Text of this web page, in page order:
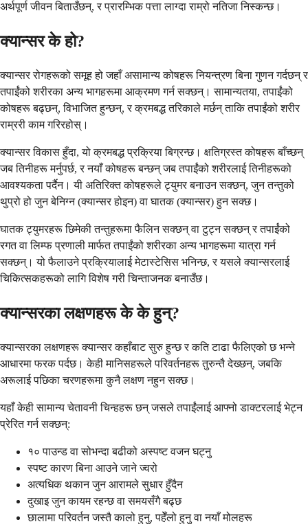
अर्थपूर्ण जीवन बिताउँछन्, र प्रारम्भिक पत्ता लाग्दा राम्रो नतिजा निस्कन्छ।
क्यान्सर के हो?
क्यान्सर रोगहरूको समूह हो जहाँ असामान्य कोषहरू नियन्त्रण बिना गुणन गर्दछन् र
तपाईंको शरीरका अन्य भागहरूमा आक्रमण गर्न सक्छन्। सामान्यतया, तपाईंको
कोषहरू बढ्छन्, विभाजित हुन्छन्, र क्रमबद्ध तरिकाले मर्छन् ताकि तपाईंको शरीर
राम्ररी काम गरिरहोस्।
क्यान्सर विकास हुँदा, यो क्रमबद्ध प्रक्रिया बिग्रन्छ। क्षतिग्रस्त कोषहरू बाँच्छन्
जब तिनीहरू मर्नुपर्छ, र नयाँ कोषहरू बन्छन् जब तपाईंको शरीरलाई तिनीहरूको
आवश्यकता पर्दैन। यी अतिरिक्त कोषहरूले ट्युमर बनाउन सक्छन्, जुन तन्तुको
थुप्रो हो जुन बेनिग्न (क्यान्सर होइन) वा घातक (क्यान्सर) हुन सक्छ।
घातक ट्युमरहरू छिमेकी तन्तुहरूमा फैलिन सक्छन् वा टुट्न सक्छन् र तपाईंको
रगत वा लिम्फ प्रणाली मार्फत तपाईंको शरीरका अन्य भागहरूमा यात्रा गर्न
सक्छन्। यो फैलाउने प्रक्रियालाई मेटास्टेसिस भनिन्छ, र यसले क्यान्सरलाई
चिकित्सकहरूको लागि विशेष गरी चिन्ताजनक बनाउँछ।
क्यान्सरका लक्षणहरू के के हुन्?
क्यान्सरका लक्षणहरू क्यान्सर कहाँबाट सुरु हुन्छ र कति टाढा फैलिएको छ भन्ने
आधारमा फरक पर्दछ। केही मानिसहरूले परिवर्तनहरू तुरुन्तै देख्छन्, जबकि
अरूलाई पछिका चरणहरूमा कुनै लक्षण नहुन सक्छ।
यहाँ केही सामान्य चेतावनी चिन्हहरू छन् जसले तपाईंलाई आफ्नो डाक्टरलाई भेट्न
प्रेरित गर्न सक्छन्:
१० पाउन्ड वा सोभन्दा बढीको अस्पष्ट वजन घट्नु
स्पष्ट कारण बिना आउने जाने ज्वरो
अत्यधिक थकान जुन आरामले सुधार हुँदैन
दुखाइ जुन कायम रहन्छ वा समयसँगै बढ्छ
छालामा परिवर्तन जस्तै कालो हुनु, पहेँलो हुनु वा नयाँ मोलहरू